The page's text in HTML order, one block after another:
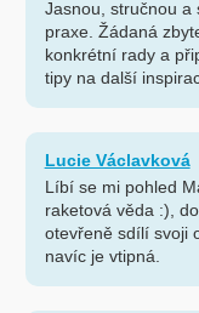
Jasnou, stručnou a
praxe. Žádaná
konkrétní rady a
tipy na další
Lucie Václavková
Líbí se mi pohled
raketová věda :),
otevřeně sdílí svoji
navíc je vtipná.